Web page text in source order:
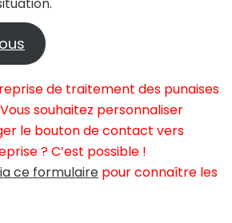
de traitement des punaises
souhaitez personnaliser
le bouton de contact vers
? C’est possible !
ce formulaire pour connaître les